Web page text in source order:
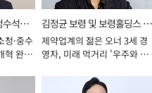
수석비
청·중수
혁 완수
김정균 보령 및 보령홀딩스 대
표이사 사장
제약업계의 젊은 오너 3세 경
영자, 미래 먹거리 '우주와 헬